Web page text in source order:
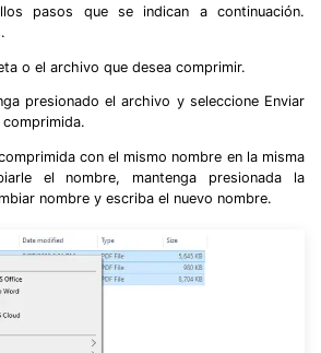
pasos que se indican a continuación.
o el archivo que desea comprimir.
presionado el archivo y seleccione Enviar
con el mismo nombre en la misma
el nombre, mantenga presionada la
nombre y escriba el nuevo nombre.